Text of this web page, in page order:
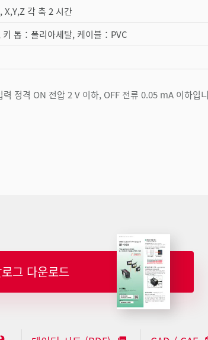
각 축 2 시간
톱：폴리아세탈, 케이블：PVC
정격 ON 전압 2 V 이하, OFF 전류 0.05 mA 이하입
그 다운로드